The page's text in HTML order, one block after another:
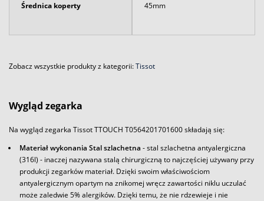
Średnica koperty 45mm
Zobacz wszystkie produkty z kategorii:Tissot
Wygląd zegarka
Na wygląd zegarka Tissot TTOUCH T0564201701600 składają się:
Materiał wykonania Stal szlachetna - stal szlachetna antyalergiczna
(316l) - inaczej nazywana stalą chirurgiczną to najczęściej używany przy
produkcji zegarków materiał. Dzięki swoim właściwościom
antyalergicznym opartym na znikomej wręcz zawartości niklu uczulać
może zaledwie 5% alergików. Dzięki temu, że nie rdzewieje i nie